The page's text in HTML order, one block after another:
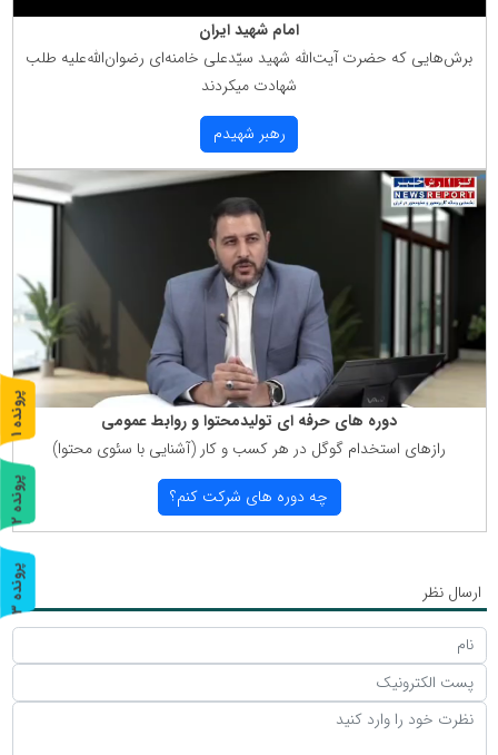
امام شهید ایران
برش‌هایی كه حضرت آیت‌الله شهید سیّدعلی خامنه‌ای رضوان‌الله‌علیه طلب
شهادت میكردند
رهبر شهیدم
دوره های حرفه ای تولیدمحتوا و روابط عمومی
رازهای استخدام گوگل در هر كسب و كار (آشنایی با سئوی محتوا)
چه دوره های شركت كنم؟
ارسال نظر
پ
ر
و
ن
د
ه
1
پ
ر
و
ن
د
ه
2
پ
ر
و
ن
د
ه
3